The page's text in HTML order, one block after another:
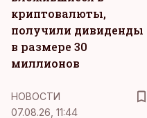
криптовалюты,
получили дивиденды
в размере 30
миллионов
НОВОСТИ
07.08.26, 11:44